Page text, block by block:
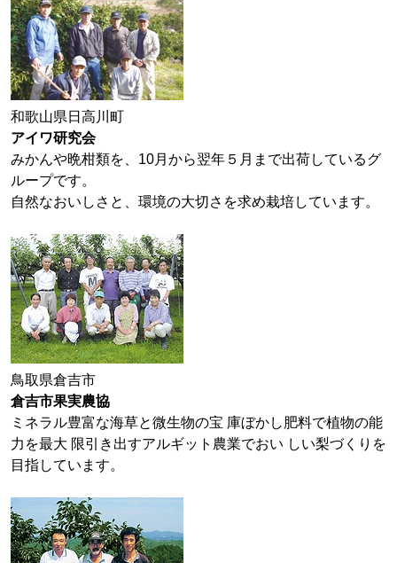
和歌山県日高川町
アイワ研究会
みかんや晩柑類を、10月から翌年５月まで出荷しているグ
ループです。
自然なおいしさと、環境の大切さを求め栽培しています。
鳥取県倉吉市
倉吉市果実農協
ミネラル豊富な海草と微生物の宝 庫ぼかし肥料で植物の能
力を最大 限引き出すアルギット農業でおい しい梨づくりを
目指しています。